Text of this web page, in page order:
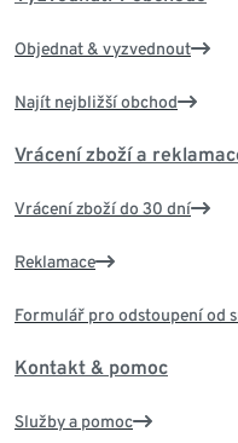
Objednat & vyzvednout
Najít nejbližší obchod
Vrácení zboží a
Vrácení zboží do 30 dní
Reklamace
Formulář pro odstoupení od
Kontakt & pomoc
Služby a pomoc